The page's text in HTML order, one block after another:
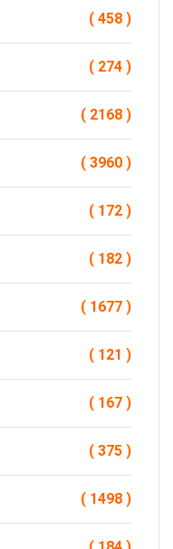
( 458 )
( 274 )
( 2168 )
( 3960 )
( 172 )
( 182 )
( 1677 )
( 121 )
( 167 )
( 375 )
( 1498 )